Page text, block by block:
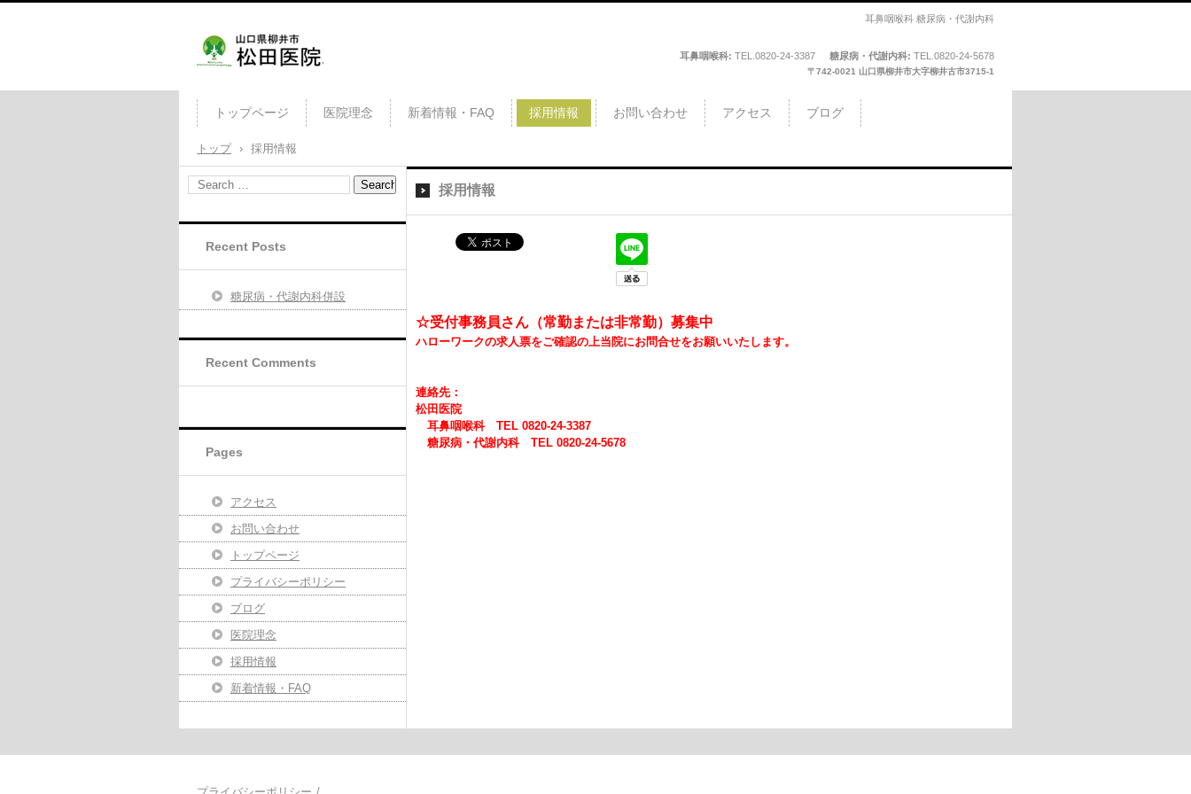
耳鼻咽喉科 糖尿病・代謝内科
耳鼻咽喉科: TEL. 0820-24-3387 糖尿病・代謝内科: TEL. 0820-24-5678
〒742-0021 山口県柳井市大字柳井古市3715-1
トップページ 医院理念 新着情報・FAQ 採用情報 お問い合わせ アクセス ブログ
トップ › 採用情報
採用情報
☆受付事務員さん（常勤または非常勤）募集中
ハローワークの求人票をご確認の上当院にお問合せをお願いいたします。
連絡先：
松田医院
耳鼻咽喉科 TEL 0820-24-3387
糖尿病・代謝内科 TEL 0820-24-5678
Recent Posts
糖尿病・代謝内科併設
Recent Comments
Pages
アクセス
お問い合わせ
トップページ
プライバシーポリシー
ブログ
医院理念
採用情報
新着情報・FAQ